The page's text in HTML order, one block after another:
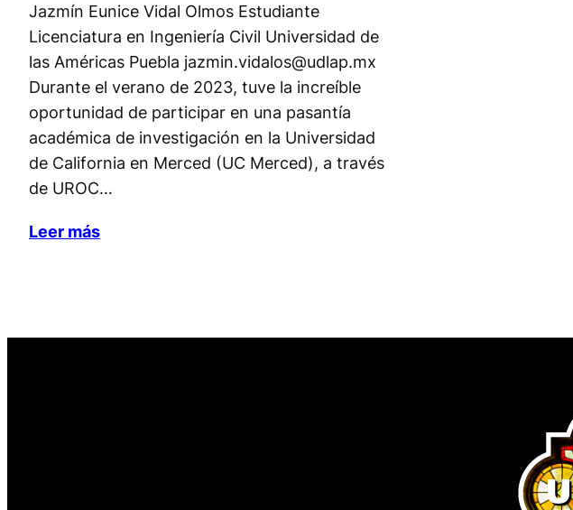
Jazmín Eunice Vidal Olmos Estudiante
Licenciatura en Ingeniería Civil Universidad de
las Américas Puebla jazmin.vidalos@udlap.mx
Durante el verano de 2023, tuve la increíble
oportunidad de participar en una pasantía
académica de investigación en la Universidad
de California en Merced (UC Merced), a través
de UROC…
Leer más